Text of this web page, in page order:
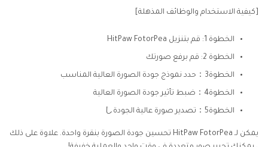
[كيفية الاستخدام والوظائف المذهلة]
الخطوة 1: قم بتنزيل HitPaw FotorPea
الخطوة 2: قم برفع صورتك
الخطوة3：حدد نموذج جودة الصورة العالية المناسب
الخطوة4：ضبط تأثير جودة الصورة العالية
الخطوة5：تصدير صورة عالية الجودةし
يمكن لـ HitPaw FotorPea تحسين جودة الصورة بنقرة واحدة. علاوة على ذلك